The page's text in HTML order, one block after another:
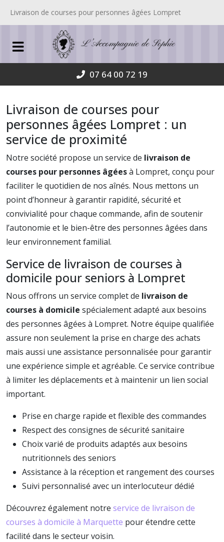
Livraison de courses pour personnes âgées Lompret
07 64 00 72 19
Livraison de courses pour
personnes âgées Lompret : un
service de proximité
Notre société propose un service de livraison de
courses pour personnes âgéesà Lompret, conçu pour
faciliter le quotidien de nos aînés. Nous mettons un
point d’honneur à garantir rapidité, sécurité et
convivialité pour chaque commande, afin de soutenir
l’autonomie et le bien-être des personnes âgées dans
leur environnement familial.
Service de livraison de courses à
domicile pour seniors à Lompret
Nous offrons un service complet de livraison de
courses à domicile spécialement adapté aux besoins
des personnes âgées à Lompret. Notre équipe qualifiée
assure non seulement la prise en charge des achats
mais aussi une assistance personnalisée pour garantir
une expérience simple et agréable. Ce service contribue
à limiter les déplacements et à maintenir un lien social
important.
Prise en charge rapide et flexible des commandes
Respect des consignes de sécurité sanitaire
Choix varié de produits adaptés aux besoins
nutritionnels des seniors
Assistance à la réception et rangement des courses
Suivi personnalisé avec un interlocuteur dédié
Découvrez également notre service de livraison de
courses à domicile à Marquette pour étendre cette
facilité dans le secteur voisin.